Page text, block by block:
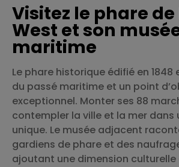
Visitez le phare de
West et son
maritime
Le phare historique édifié en 1848
du passé maritime et un point
exceptionnel. Monter ses 88
contempler la ville et la mer dans
unique. Le musée adjacent
gardiens de phare et des
ajoutant une dimension